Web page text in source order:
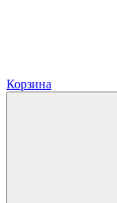
Корзина